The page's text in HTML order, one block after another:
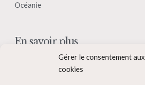
Gérer le consentement aux
cookies
Océanie
En savoir plus